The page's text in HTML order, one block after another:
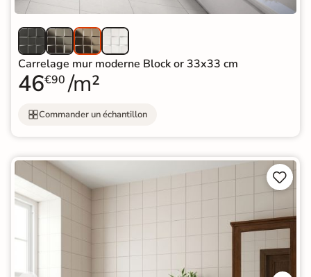
Carrelage mur moderne Block or 33x33 cm
46€90 /m²
Commander un échantillon

